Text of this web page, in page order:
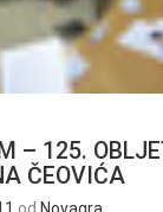
– 125.
ČEOVIĆA
od Novagra